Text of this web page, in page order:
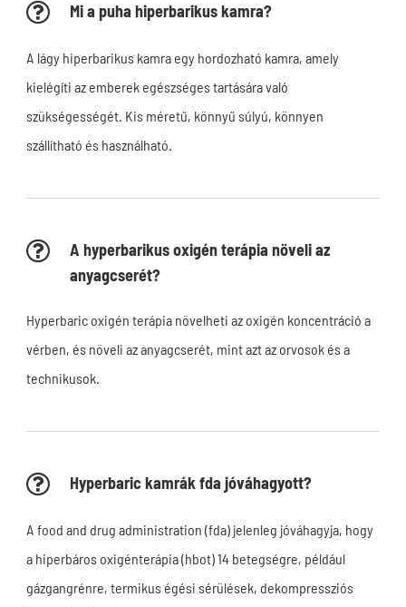
Mi a puha hiperbarikus kamra?
A lágy hiperbarikus kamra egy hordozható kamra, amely
kielégíti az emberek egészséges tartására való
szükségességét. Kis méretű, könnyű súlyú, könnyen
szállítható és használható.
A hyperbarikus oxigén terápia növeli az
anyagcserét?
Hyperbaric oxigén terápia növelheti az oxigén koncentráció a
vérben, és növeli az anyagcserét, mint azt az orvosok és a
technikusok.
Hyperbaric kamrák fda jóváhagyott?
A food and drug administration (fda) jelenleg jóváhagyja, hogy
a hiperbáros oxigénterápia (hbot) 14 betegségre, például
gázgangrénre, termikus égési sérülések, dekompressziós